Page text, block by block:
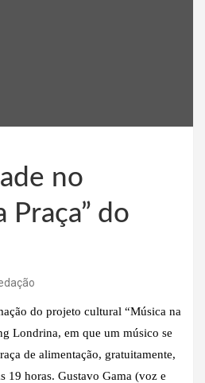
no
Praça” do
do projeto cultural “Música na
Londrina, em que um músico se
de alimentação, gratuitamente,
19 horas. Gustavo Gama (voz e